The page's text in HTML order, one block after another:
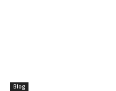
Blog